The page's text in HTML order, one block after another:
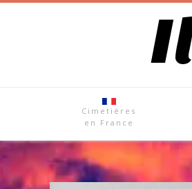
Cimetières
en France